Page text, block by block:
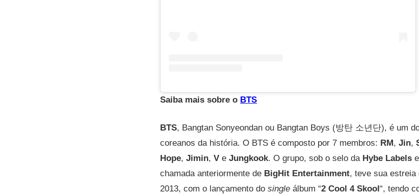
Saiba mais sobre o BTS
BTS, Bangtan Sonyeondan ou Bangtan Boys (방탄 소년단), é um
coreanos da história. O BTS é composto por 7 membros: RM,Jin,
Hope,Jimin,V eJungkook. O grupo, sob o selo da Hybe Labels
chamada anteriormente de BigHit Entertainment, teve sua estreia
2013, com o lançamento dosingle álbum “2 Cool 4 Skool“, tendo